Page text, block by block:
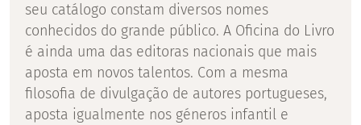
seu catálogo constam diversos nomes
conhecidos do grande público. A Oficina do Livro
é ainda uma das editoras nacionais que mais
aposta em novos talentos. Com a mesma
filosofia de divulgação de autores portugueses,
aposta igualmente nos géneros infantil e